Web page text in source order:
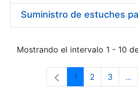
Mostrando el intervalo 1 - 10
Página
1 Página
2 Página
3 ...